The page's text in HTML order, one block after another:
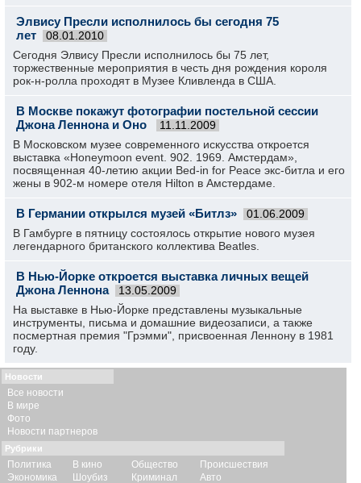
Элвису Пресли исполнилось бы сегодня 75
лет
08.01.2010
Сегодня Элвису Пресли исполнилось бы 75 лет,
торжественные мероприятия в честь дня рождения короля
рок-н-ролла проходят в Музее Кливленда в США.
В Москве покажут фотографии постельной сессии
Джона Леннона и Оно
11.11.2009
В Московском музее современного искусства откроется
выставка «Honeymoon event. 902. 1969. Амстердам»,
посвященная 40-летию акции Bed-in for Peace экс-битла и его
жены в 902-м номере отеля Hilton в Амстердаме.
В Германии открылся музей «Битлз» 01.06.2009
В Гамбурге в пятницу состоялось открытие нового музея
легендарного британского коллектива Beatles.
В Нью-Йорке откроется выставка личных вещей
Джона Леннона
13.05.2009
На выставке в Нью-Йорке представлены музыкальные
инструменты, письма и домашние видеозаписи, а также
посмертная премия "Грэмми", присвоенная Леннону в 1981
году.
Новости
Все новости
В мире
Фото
Новости партнеров
Рубрики
Политика
Экономика
В кино
Шоубиз
Общество
Криминал
Происшествия
Авто